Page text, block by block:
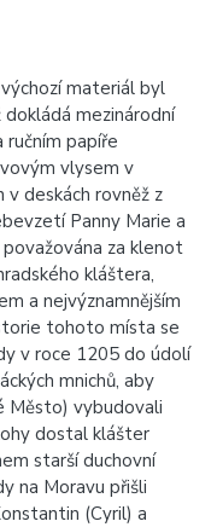
materiál byl
mezinárodní
papíře
vlysem v
deskách rovněž z
Panny Marie a
za klenot
kláštera,
a nejvýznamnějším
tohoto místa se
v roce 1205 do údolí
mnichů, aby
Město) vybudovali
dostal klášter
starší duchovní
na Moravu přišli
(Cyril) a